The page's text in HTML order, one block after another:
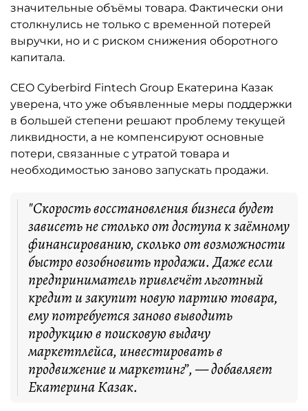
значительные объёмы товара. Фактически они
столкнулись не только с временной потерей
выручки, но и с риском снижения оборотного
капитала.
CEO Cyberbird Fintech Group Екатерина Казак
уверена, что уже объявленные меры поддержки
в большей степени решают проблему текущей
ликвидности, а не компенсируют основные
потери, связанные с утратой товара и
необходимостью заново запускать продажи.
"Скорость восстановления бизнеса будет
зависеть не столько от доступа к заёмному
финансированию, сколько от возможности
быстро возобновить продажи. Даже если
предприниматель привлечёт льготный
кредит и закупит новую партию товара,
ему потребуется заново выводить
продукцию в поисковую выдачу
маркетплейса, инвестировать в
продвижение и маркетинг”, — добавляет
Екатерина Казак.